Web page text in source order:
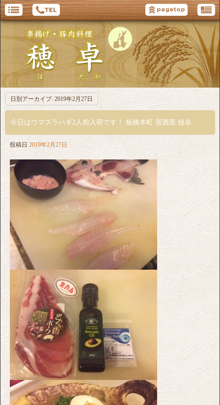
日別アーカイブ: 2019年2月27日
今日はウマズラハギ2人前入荷です！ 板橋本町 居酒屋 穂卓
投稿日 2019年2月27日